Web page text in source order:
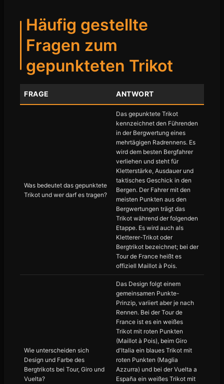
Häufig gestellte
Fragen zum
gepunkteten Trikot
FRAGE ANTWORT
Was bedeutet das gepunktete
Trikot und wer darf es tragen?
Das gepunktete Trikot
kennzeichnet den Führenden
in der Bergwertung eines
mehrtägigen Radrennens. Es
wird dem besten Bergfahrer
verliehen und steht für
Kletterstärke, Ausdauer und
taktisches Geschick in den
Bergen. Der Fahrer mit den
meisten Punkten aus den
Bergwertungen trägt das
Trikot während der folgenden
Etappe. Es wird auch als
Kletterer-Trikot oder
Bergtrikot bezeichnet; bei der
Tour de France heißt es
offiziell Maillot à Pois.
Wie unterscheiden sich
Design und Farbe des
Bergtrikots bei Tour, Giro und
Vuelta?
Das Design folgt einem
gemeinsamen Punkte-
Prinzip, variiert aber je nach
Rennen. Bei der Tour de
France ist es ein weißes
Trikot mit roten Punkten
(Maillot à Pois), beim Giro
d'Italia ein blaues Trikot mit
roten Punkten (Maglia
Azzurra) und bei der Vuelta a
España ein weißes Trikot mit